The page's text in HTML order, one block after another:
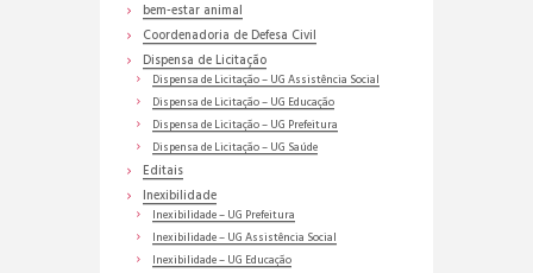
bem-estar animal
Coordenadoria de Defesa Civil
Dispensa de Licitação
Dispensa de Licitação – UG Assistência Social
Dispensa de Licitação – UG Educação
Dispensa de Licitação – UG Prefeitura
Dispensa de Licitação – UG Saúde
Editais
Inexibilidade
Inexibilidade – UG Prefeitura
Inexibilidade – UG Assistência Social
Inexibilidade – UG Educação